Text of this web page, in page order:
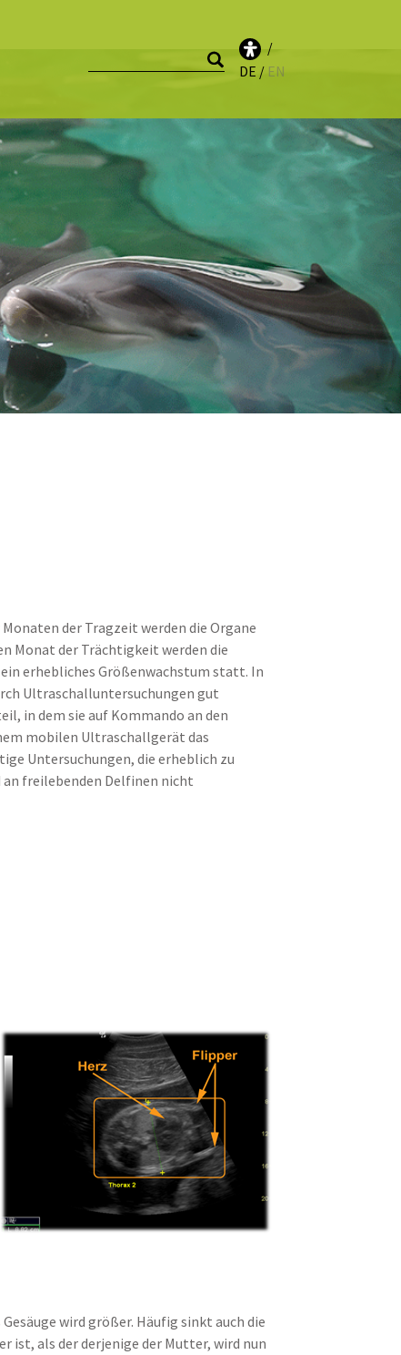
DE EN
der Tragzeit werden die Organe
Monat der Trächtigkeit werden die
erhebliches Größenwachstum statt. In
Ultraschalluntersuchungen gut
in dem sie auf Kommando an den
mobilen Ultraschallgerät das
Untersuchungen, die erheblich zu
freilebenden Delfinen nicht
wird größer. Häufig sinkt auch die
ist, als der derjenige der Mutter, wird nun